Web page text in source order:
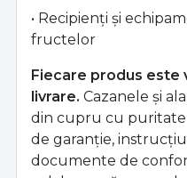
• Recipienți și
fructelor
Fiecare produs este
livrare. Cazanele și
din cupru cu puritate
de garanție,
documente de